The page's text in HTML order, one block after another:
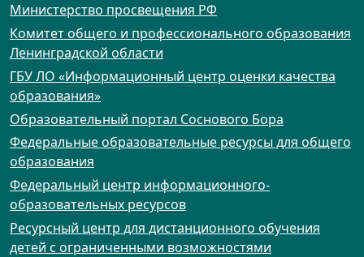
Министерство просвещения РФ
Комитет общего и профессионального образования
Ленинградской области
ГБУ ЛО «Информационный центр оценки качества
образования»
Образовательный портал Соснового Бора
Федеральные образовательные ресурсы для общего
образования
Федеральный центр информационного-
образовательных ресурсов
Ресурсный центр для дистанционного обучения
детей с ограниченными возможностями